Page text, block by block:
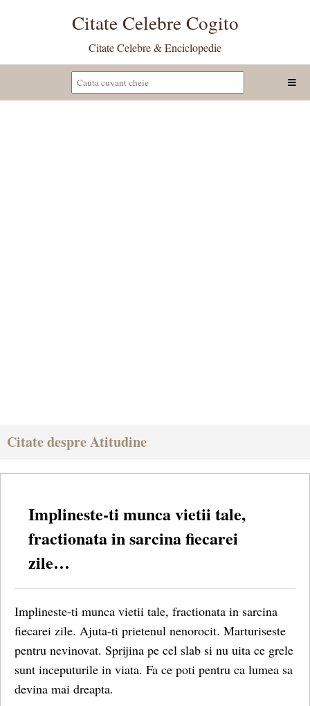
Citate Celebre Cogito
Citate Celebre & Enciclopedie
Citate despre Atitudine
Implineste-ti munca vietii tale,
fractionata in sarcina fiecarei
zile…
Implineste-ti munca vietii tale, fractionata in sarcina
fiecarei zile. Ajuta-ti prietenul nenorocit. Marturiseste
pentru nevinovat. Sprijina pe cel slab si nu uita ce grele
sunt inceputurile in viata. Fa ce poti pentru ca lumea sa
devina mai dreapta.